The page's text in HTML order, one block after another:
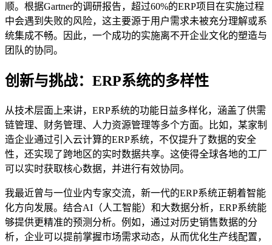
顺。根据Gartner的调研报告，超过60%的ERP项目在实施过程
中会遇到失败的风险，这主要源于用户需求未被充分理解或系
统集成不畅。因此，一个成功的实施离不开企业文化的塑造与
团队的协同。
创新与挑战：ERP系统的多样性
从技术层面上来讲，ERP系统的功能日益多样化，涵盖了供需
链管理、财务管理、人力资源管理等多个方面。比如，某家制
造企业通过引入云计算的ERP系统，不仅提升了数据的安全
性，还实现了跨地区的实时数据共享。这使得全球各地的工厂
可以实时获取核心数据，并进行有效协同。
我最近曾与一位业内专家交流，新一代的ERP系统正朝着智能
化方向发展。结合AI（人工智能）和大数据分析，ERP系统能
够提供更精准的预测分析。例如，通过对历史销售数据的分
析，企业可以提前掌握市场需求动态，从而优化生产线配置，